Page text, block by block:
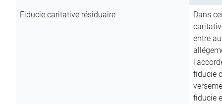
Fiducie caritative résiduaire
Dans
entre
fiducie
fiducie